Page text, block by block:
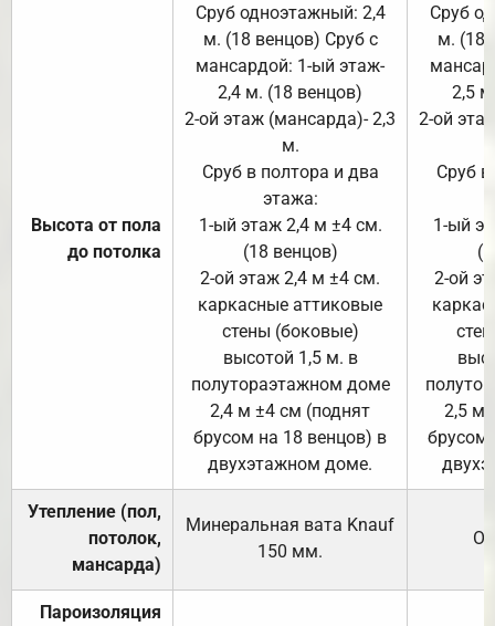
Высота от пола
до потолка
Сруб одноэтажный: 2,4
м. (18 венцов) Сруб с
мансардой: 1-ый этаж-
2,4 м. (18 венцов)
2-ой этаж (мансарда)- 2,3
м.
Сруб в полтора и два
этажа:
1-ый этаж 2,4 м ±4 см.
(18 венцов)
2-ой этаж 2,4 м ±4 см.
каркасные аттиковые
стены (боковые)
высотой 1,5 м. в
полутораэтажном доме
2,4 м ±4 см (поднят
брусом на 18 венцов) в
двухэтажном доме.
Сруб
м. (18
2,5
2-ой
Сруб
1-ый
2-ой
2,5 м
брусом
Утепление (пол,
потолок,
мансарда)
Минеральная вата Knauf
150 мм.
Пароизоляция